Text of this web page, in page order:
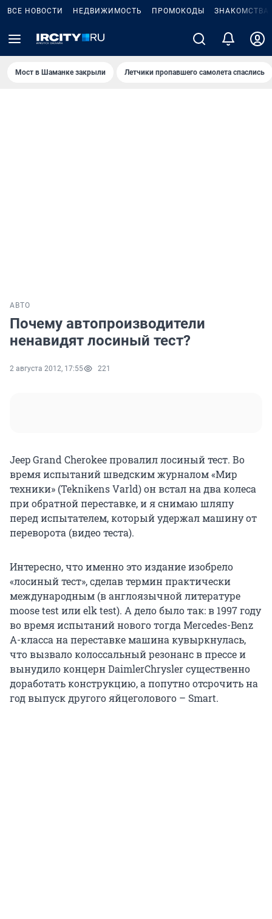
ВСЕ НОВОСТИ НЕДВИЖИМОСТЬ ПРОМОКОДЫ ЗНАКОМСТВА
Мост в Шаманке закрыли Летчики пропавшего самолета спаслись
АВТО
Почему автопроизводители
ненавидят лосиный тест?
2 августа 2012, 17:55 221
Jeep Grand Cherokee провалил лосиный тест. Во
время испытаний шведским журналом «Мир
техники» (Teknikens Varld) он встал на два колеса
при обратной переставке, и я снимаю шляпу
перед испытателем, который удержал машину от
переворота (видео теста).
Интересно, что именно это издание изобрело
«лосиный тест», сделав термин практически
международным (в англоязычной литературе
moose test или elk test). А дело было так: в 1997 году
во время испытаний нового тогда Mercedes-Benz
А-класса на переставке машина кувыркнулась,
что вызвало колоссальный резонанс в прессе и
вынудило концерн DaimlerChrysler существенно
доработать конструкцию, а попутно отсрочить на
год выпуск другого яйцеголового – Smart.